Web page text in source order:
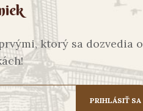
ktorý sa dozvedia o